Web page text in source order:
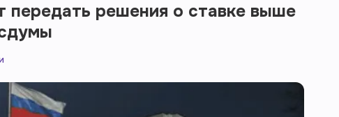
передать решения о ставке выше